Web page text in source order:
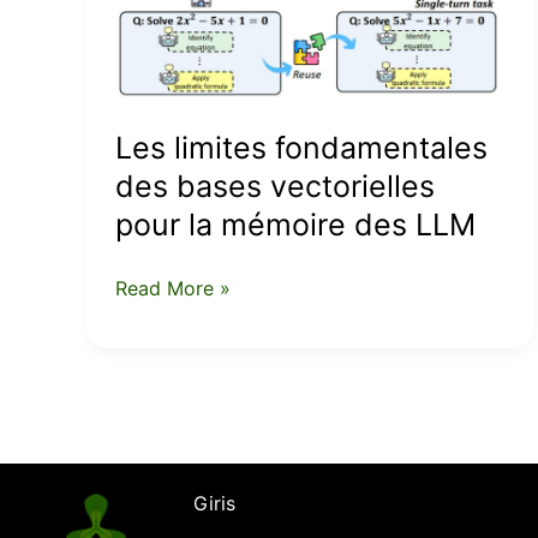
Les limites fondamentales
des bases vectorielles
pour la mémoire des LLM
pour
mémoire
LLM
Read More »
Giris